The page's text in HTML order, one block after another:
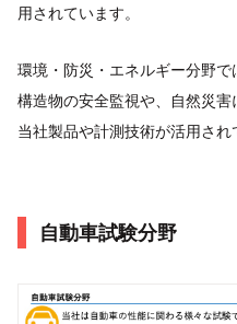
用されています。
環境・防災・エネルギー分野
構造物の安全監視や、自然災害
当社製品や計測技術が活用され
自動車試験分野